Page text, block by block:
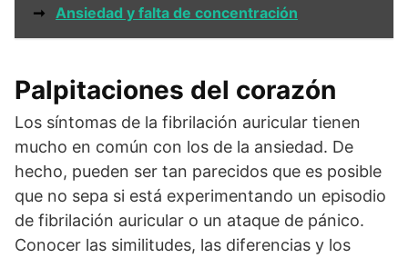
➞ Ansiedad y falta de concentración
Palpitaciones del corazón
Los síntomas de la fibrilación auricular tienen
mucho en común con los de la ansiedad. De
hecho, pueden ser tan parecidos que es posible
que no sepa si está experimentando un episodio
de fibrilación auricular o un ataque de pánico.
Conocer las similitudes, las diferencias y los